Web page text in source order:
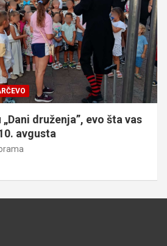
„Dani druženja”, evo šta vas
avgusta